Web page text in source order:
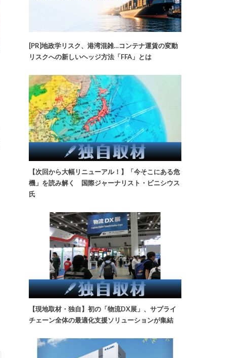
[PR]地政学リスク、港湾混雑…コンテナ運賃の変動
リスクへの新しいヘッジ方法「FFA」とは
【次回から大幅リニューアル！】「今そこにある危
機」を読み解く 国際ジャーナリスト・ビニシウス
氏
【現地取材・独自】初の「物流DX展」、サプライ
チェーン全体の最適化支援ソリューションが集結